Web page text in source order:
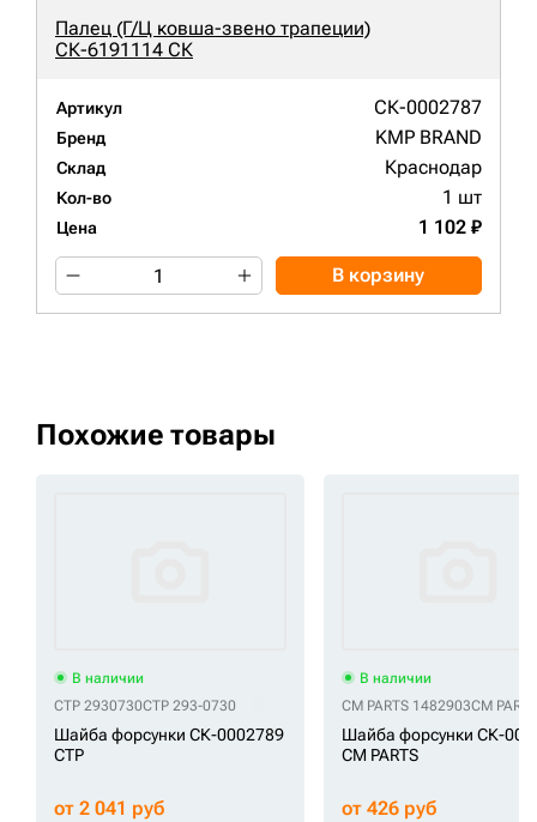
Палец (Г/Ц ковша-звено трапеции)
СК-6191114 СК
Артикул СК-0002787
Бренд KMP BRAND
Склад Краснодар
Кол-во 1 шт
Цена 1 102 ₽
В корзину
Похожие товары
В наличии
CTP 2930730CTP 293-0730
Шайба форсунки СК-0002789
CTP
от 2 041 руб
В наличии
CM PARTS 1482903CM
Шайба форсунки СК-
CM PARTS
от 426 руб